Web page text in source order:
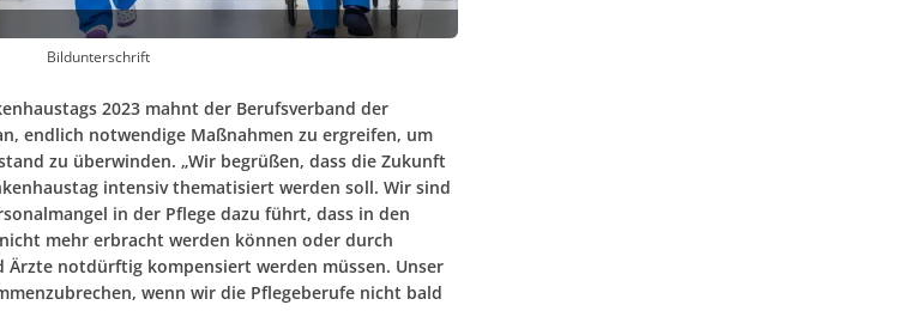
Bildunterschrift
2023 mahnt der Berufsverband der
endlich notwendige Maßnahmen zu ergreifen, um
zu überwinden. „Wir begrüßen, dass die Zukunft
intensiv thematisiert werden soll. Wir sind
in der Pflege dazu führt, dass in den
mehr erbracht werden können oder durch
notdürftig kompensiert werden müssen. Unser
wenn wir die Pflegeberufe nicht bald